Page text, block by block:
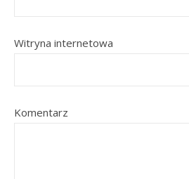
Witryna internetowa
Komentarz